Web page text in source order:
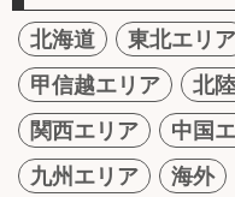
北海道 東北エリア
甲信越エリア
北
関西エリア
中国
九州エリア
海外